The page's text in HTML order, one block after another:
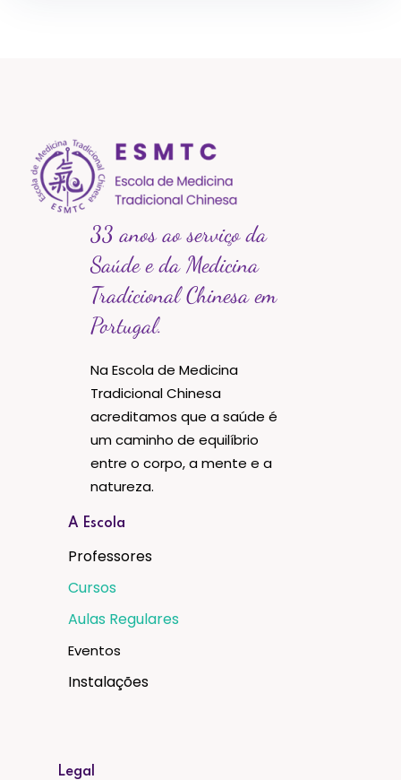
33 anos ao serviço da
Saúde e da Medicina
Tradicional Chinesa em
Portugal.
Na Escola de Medicina
Tradicional Chinesa
acreditamos que a saúde é
um caminho de equilíbrio
entre o corpo, a mente e a
natureza.
A Escola
Professores
Cursos
Aulas Regulares
Eventos
Instalações
Legal